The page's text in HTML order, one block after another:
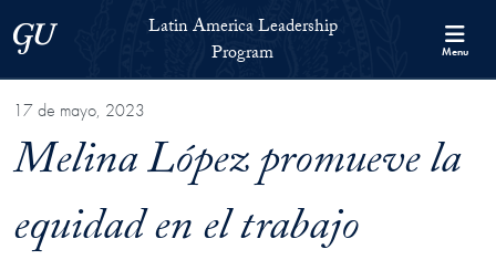
Skip to Latin America Leadership Program Full Site Menu
Georgetown UniversityLatin America Leadership
Program
Menu
17 de mayo, 2023
Melina López promueve la
equidad en el trabajo